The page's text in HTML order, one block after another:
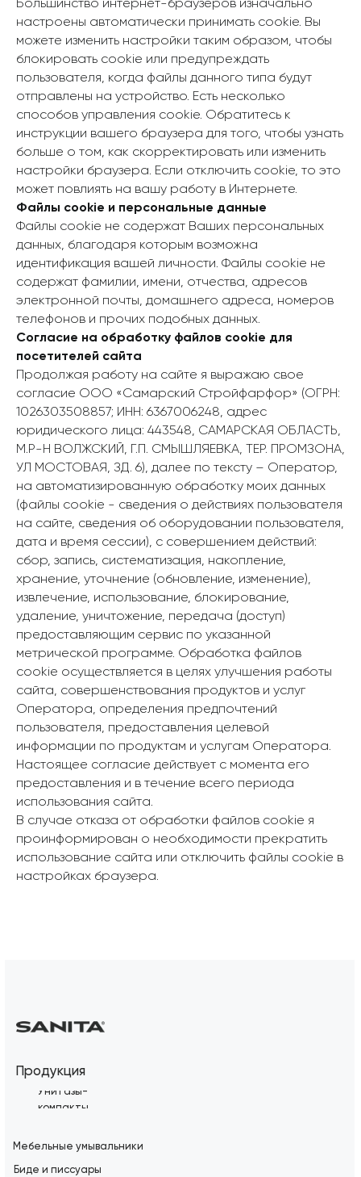
настроены автоматически принимать cookie. Вы
можете изменить настройки таким образом, чтобы
блокировать cookie или предупреждать
пользователя, когда файлы данного типа будут
отправлены на устройство. Есть несколько
способов управления cookie. Обратитесь к
инструкции вашего браузера для того, чтобы узнать
больше о том, как скорректировать или изменить
настройки браузера. Если отключить cookie, то это
может повлиять на вашу работу в Интернете.
Файлы cookie и персональные данные
Файлы cookie не содержат Ваших персональных
данных, благодаря которым возможна
идентификация вашей личности. Файлы cookie не
содержат фамилии, имени, отчества, адресов
электронной почты, домашнего адреса, номеров
телефонов и прочих подобных данных.
Согласие на обработку файлов cookie для
посетителей сайта
Продолжая работу на сайте я выражаю свое
согласие ООО «Самарский Стройфарфор» (ОГРН:
1026303508857; ИНН: 6367006248, адрес
юридического лица: 443548, САМАРСКАЯ ОБЛАСТЬ,
М.Р-Н ВОЛЖСКИЙ, Г.П. СМЫШЛЯЕВКА, ТЕР. ПРОМЗОНА,
УЛ МОСТОВАЯ, ЗД. 6), далее по тексту – Оператор,
на автоматизированную обработку моих данных
(файлы cookie - сведения о действиях пользователя
на сайте, сведения об оборудовании пользователя,
дата и время сессии), с совершением действий:
сбор, запись, систематизация, накопление,
хранение, уточнение (обновление, изменение),
извлечение, использование, блокирование,
удаление, уничтожение, передача (доступ)
предоставляющим сервис по указанной
метрической программе. Обработка файлов
cookie осуществляется в целях улучшения работы
сайта, совершенствования продуктов и услуг
Оператора, определения предпочтений
пользователя, предоставления целевой
информации по продуктам и услугам Оператора.
Настоящее согласие действует с момента его
предоставления и в течение всего периода
использования сайта.
В случае отказа от обработки файлов cookie я
проинформирован о необходимости прекратить
использование сайта или отключить файлы cookie в
настройках браузера.
Продукция
Унитазы-
компакты
Мебельные умывальники
Биде и писсуары